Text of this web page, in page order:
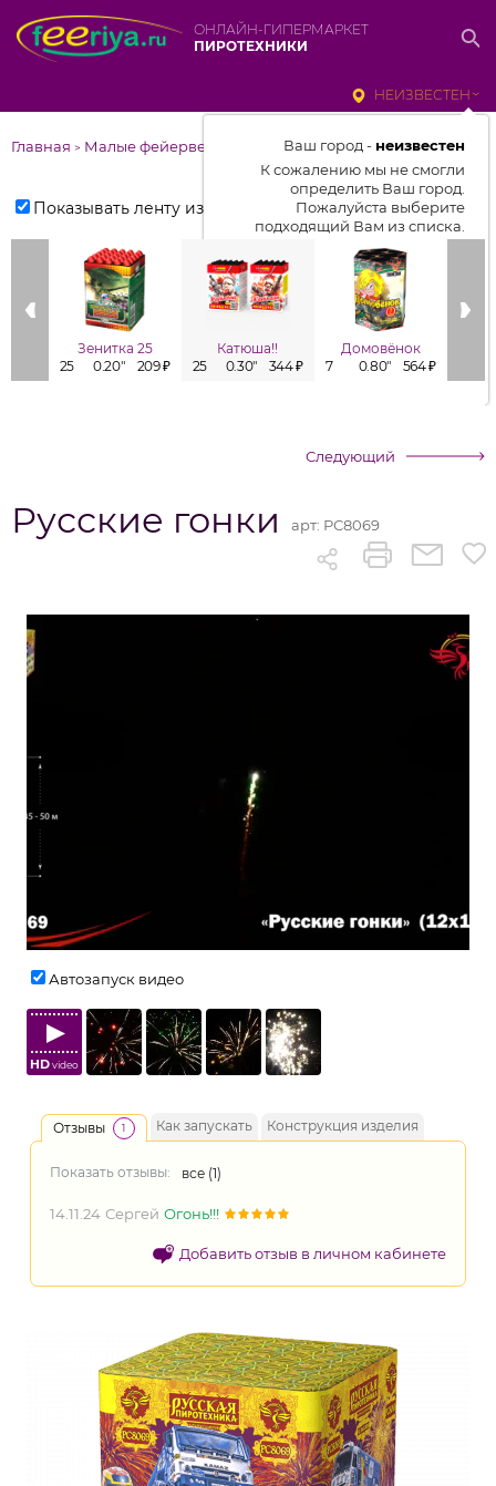
ОНЛАЙН-ГИПЕРМАРКЕТ
ПИРОТЕХНИКИ
НЕИЗВЕСТЕН
Ваш город - неизвестен
К сожалению мы не смогли
определить Ваш город.
Пожалуйста выберите
подходящий Вам из списка.
Выбрать город
От выбранного города зависит
отображаемый ассортимент,
цены, наличие и условия
доставки
Главная > Малые фейерверки
Показывать ленту изделий
Зенитка 25
25
0.20" 209 ₽
Катюша!!
25
0.30" 344 ₽
Домовёнок
7
0.80" 564 ₽
Следующий
Русские гонки арт: РС8069
Автозапуск видео
HDvideo
Отзывы 1 Как запускать Конструкция изделия
Показать отзывы: все (1)
14.11.24 Сергей Огонь!!!
Добавить отзыв в личном кабинете